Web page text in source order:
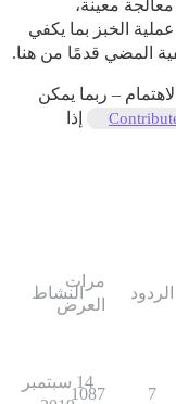
معالجة معينة،
الخبز بما يكفي
المضي قدمًا من هنا.
– ربما يمكن
إذا
الردود
مرات
العرض
النشاط
7
1087
14 سبتمبر